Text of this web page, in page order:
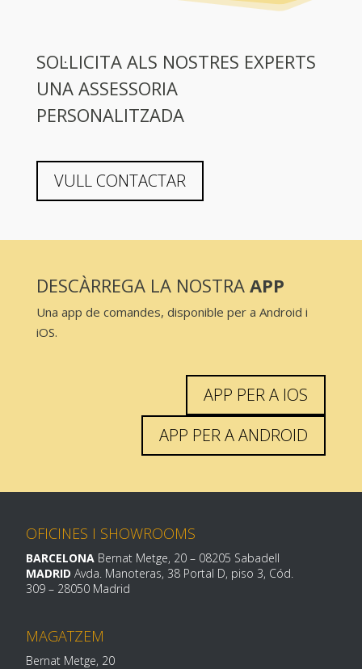
SOL·LICITA ALS NOSTRES EXPERTS
UNA ASSESSORIA
PERSONALITZADA
VULL CONTACTAR
DESCÀRREGA LA NOSTRA APP
Una app de comandes, disponible per a Android i
iOS.
APP PER A IOS
APP PER A ANDROID
OFICINES I SHOWROOMS
BARCELONA Bernat Metge, 20 – 08205 Sabadell
MADRID Avda. Manoteras, 38 Portal D, piso 3, Cód.
309 – 28050 Madrid
MAGATZEM
Bernat Metge, 20